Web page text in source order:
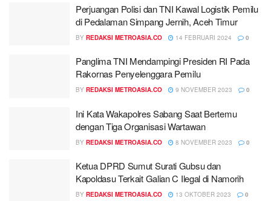
Perjuangan Polisi dan TNI Kawal Logistik Pemilu
di Pedalaman Simpang Jernih, Aceh Timur
BY REDAKSI METROASIA.CO 14 FEBRUARI 2024 0
Panglima TNI Mendampingi Presiden RI Pada
Rakornas Penyelenggara Pemilu
BY REDAKSI METROASIA.CO 9 NOVEMBER 2023 0
Ini Kata Wakapolres Sabang Saat Bertemu
dengan Tiga Organisasi Wartawan
BY REDAKSI METROASIA.CO 8 NOVEMBER 2023 0
Ketua DPRD Sumut Surati Gubsu dan
Kapoldasu Terkait Galian C Ilegal di Namorih
BY REDAKSI METROASIA.CO 13 OKTOBER 2023 0